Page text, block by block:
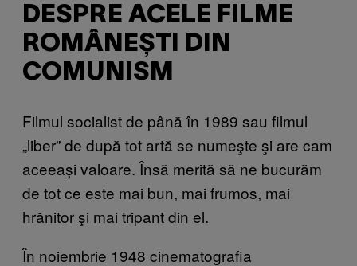
DESPRE ACELE FILME
ROMÂNEȘTI DIN
COMUNISM
Filmul socialist de până în 1989 sau filmul
„liber” de după tot artă se numeşte şi are cam
aceeași valoare. Însă merită să ne bucurăm
de tot ce este mai bun, mai frumos, mai
hrănitor şi mai tripant din el.
În noiembrie 1948 cinematografia